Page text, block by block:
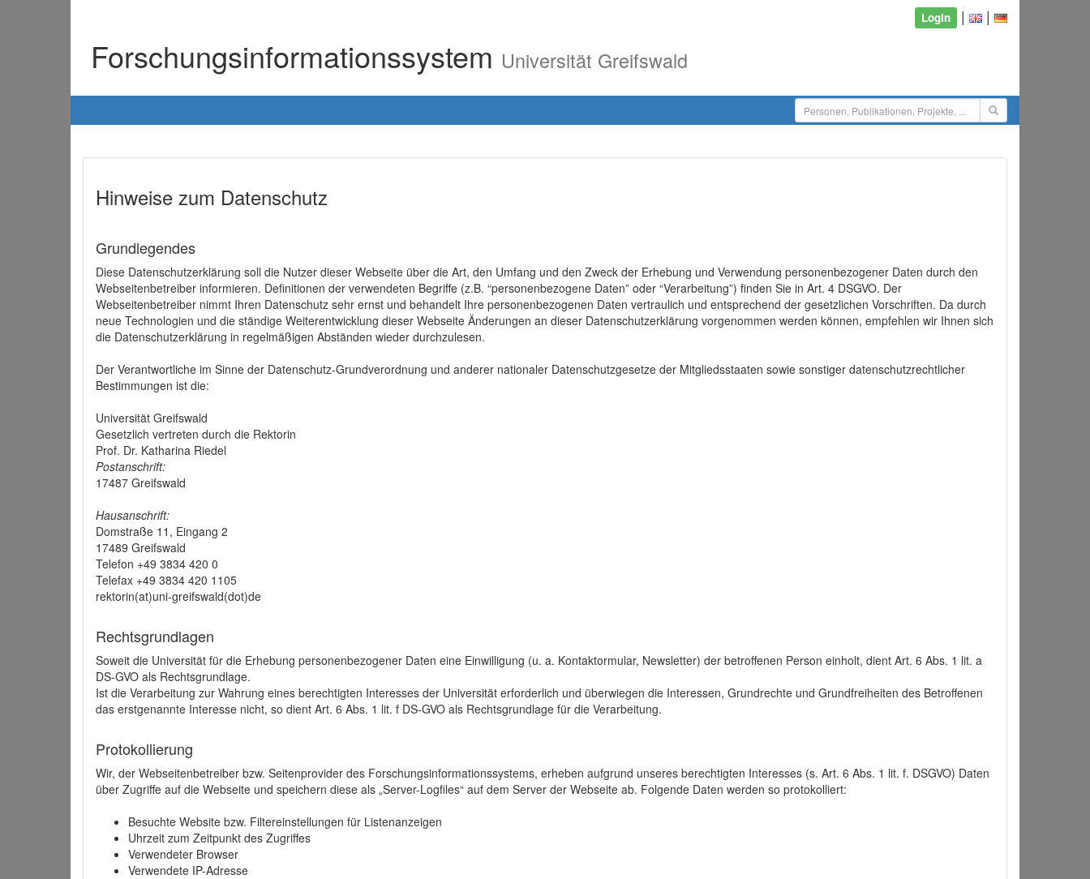
Login | |
Forschungsinformationssystem Universität Greifswald
Hinweise zum Datenschutz
Grundlegendes
Diese Datenschutzerklärung soll die Nutzer dieser Webseite über die Art, den Umfang und den Zweck der Erhebung und Verwendung personenbezogener Daten durch den
Webseitenbetreiber informieren. Definitionen der verwendeten Begriffe (z.B. “personenbezogene Daten” oder “Verarbeitung”) finden Sie in Art. 4 DSGVO. Der
Webseitenbetreiber nimmt Ihren Datenschutz sehr ernst und behandelt Ihre personenbezogenen Daten vertraulich und entsprechend der gesetzlichen Vorschriften. Da durch
neue Technologien und die ständige Weiterentwicklung dieser Webseite Änderungen an dieser Datenschutzerklärung vorgenommen werden können, empfehlen wir Ihnen sich
die Datenschutzerklärung in regelmäßigen Abständen wieder durchzulesen.
Der Verantwortliche im Sinne der Datenschutz-Grundverordnung und anderer nationaler Datenschutzgesetze der Mitgliedsstaaten sowie sonstiger datenschutzrechtlicher
Bestimmungen ist die:
Universität Greifswald
Gesetzlich vertreten durch die Rektorin
Prof. Dr. Katharina Riedel
Postanschrift:
17487 Greifswald
Hausanschrift:
Domstraße 11, Eingang 2
17489 Greifswald
Telefon +49 3834 420 0
Telefax +49 3834 420 1105
rektorin(at)uni-greifswald(dot)de
Rechtsgrundlagen
Soweit die Universität für die Erhebung personenbezogener Daten eine Einwilligung (u. a. Kontaktormular, Newsletter) der betroffenen Person einholt, dient Art. 6 Abs. 1 lit. a
DS-GVO als Rechtsgrundlage.
Ist die Verarbeitung zur Wahrung eines berechtigten Interesses der Universität erforderlich und überwiegen die Interessen, Grundrechte und Grundfreiheiten des Betroffenen
das erstgenannte Interesse nicht, so dient Art. 6 Abs. 1 lit. f DS-GVO als Rechtsgrundlage für die Verarbeitung.
Protokollierung
Wir, der Webseitenbetreiber bzw. Seitenprovider des Forschungsinformationssystems, erheben aufgrund unseres berechtigten Interesses (s. Art. 6 Abs. 1 lit. f. DSGVO) Daten
über Zugriffe auf die Webseite und speichern diese als „Server-Logfiles“ auf dem Server der Webseite ab. Folgende Daten werden so protokolliert:
Besuchte Website bzw. Filtereinstellungen für Listenanzeigen
Uhrzeit zum Zeitpunkt des Zugriffes
Verwendeter Browser
Verwendete IP-Adresse